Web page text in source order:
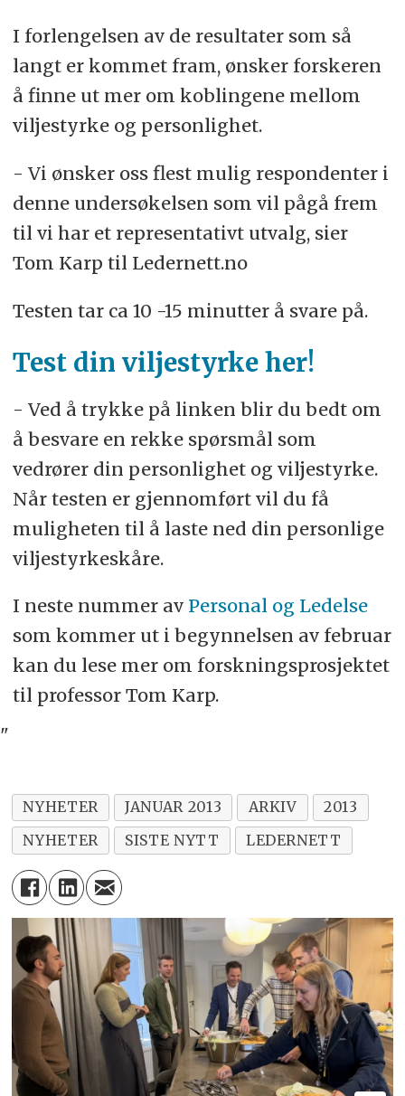
I forlengelsen av de resultater som så
langt er kommet fram, ønsker forskeren
å finne ut mer om koblingene mellom
viljestyrke og personlighet.
- Vi ønsker oss flest mulig respondenter i
denne undersøkelsen som vil pågå frem
til vi har et representativt utvalg, sier
Tom Karp til Ledernett.no
Testen tar ca 10 -15 minutter å svare på.
Test din viljestyrke her!
- Ved å trykke på linken blir du bedt om
å besvare en rekke spørsmål som
vedrører din personlighet og viljestyrke.
Når testen er gjennomført vil du få
muligheten til å laste ned din personlige
viljestyrkeskåre.
I neste nummer av Personal og Ledelse
som kommer ut i begynnelsen av februar
kan du lese mer om forskningsprosjektet
til professor Tom Karp.
"
NYHETER JANUAR 2013 ARKIV
2013
NYHETER
SISTE NYTT LEDERNETT